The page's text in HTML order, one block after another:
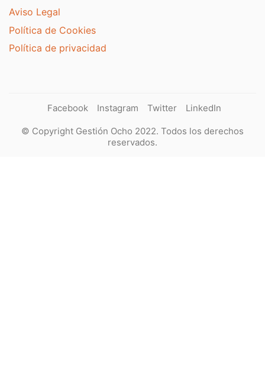
Aviso Legal
Política de Cookies
Política de privacidad
Facebook Instagram Twitter LinkedIn
© Copyright Gestión Ocho 2022. Todos los derechos
reservados.